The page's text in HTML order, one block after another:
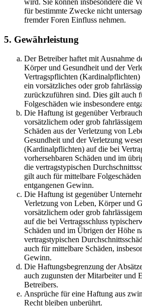
wird. Sie können insbesondere die
für bestimmte Zwecke nicht
fremder Foren Einfluss nehmen.
5. Gewährleistung
Der Betreiber haftet mit Ausnahme
Körper und Gesundheit und der
Vertragspflichten
ein vorsätzliches oder grob
zurückzuführen sind. Dies gilt auch
Folgeschäden wie insbesondere
Die Haftung ist gegenüber
vorsätzlichem oder grob
Schäden aus der Verletzung von
Gesundheit und der Verletzung
(Kardinalpflichten) auf die bei
vorhersehbaren Schäden und im
die vertragstypischen
gilt auch für mittelbare
entgangenen Gewinn.
Die Haftung ist gegenüber
Verletzung von Leben, Körper und
vorsätzlichem oder grob
auf die bei Vertragsschluss
Schäden und im Übrigen der Höhe
vertragstypischen
auch für mittelbare Schäden,
Gewinn.
Die Haftungsbegrenzung der
auch zugunsten der Mitarbeiter und
Betreibers.
Ansprüche für eine Haftung aus
Recht bleiben unberührt.